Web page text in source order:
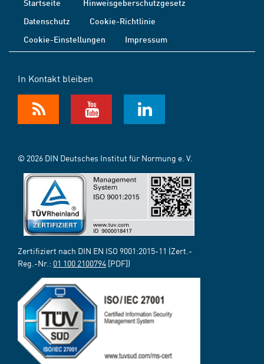
Startseite
Hinweisgeberschutzgesetz
Datenschutz
Cookie-Richtlinie
Cookie-Einstellungen
Impressum
In Kontakt bleiben
© 2026 DIN Deutsches Institut für Normung e. V.
Zertifiziert nach DIN EN ISO 9001:2015-11 (Zert.-
Reg.-Nr.: 01 100 2100794 [PDF])